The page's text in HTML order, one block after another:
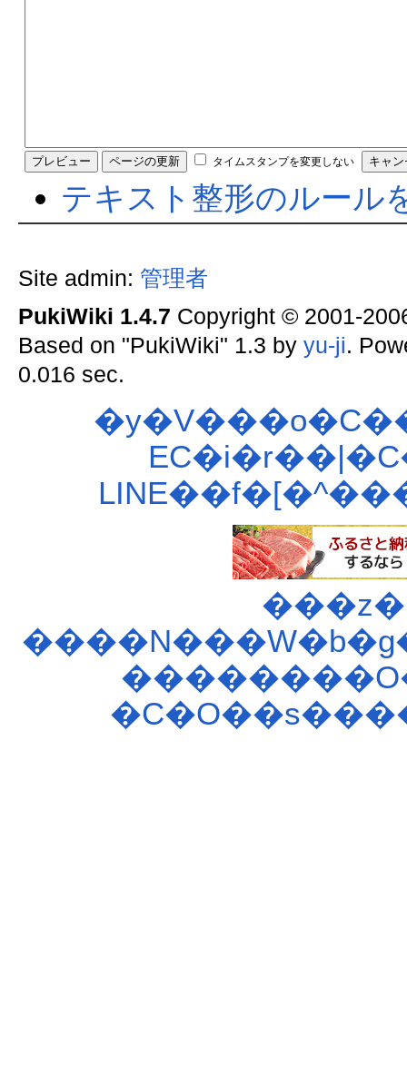
タイムスタンプを変更しない
テキスト整形のルール
Site admin: 管理者
PukiWiki 1.4.7 Copyright © 2001-
Based on "PukiWiki" 1.3 by yu-ji.
0.016 sec.